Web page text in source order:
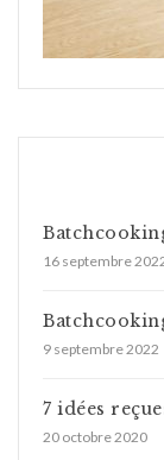
16 septembre
9 septembre 2022
7 idées
20 octobre 2020